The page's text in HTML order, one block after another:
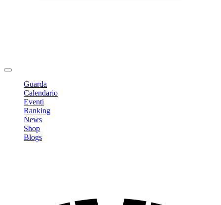
Guarda
Calendario
Eventi
Ranking
News
Shop
Blogs